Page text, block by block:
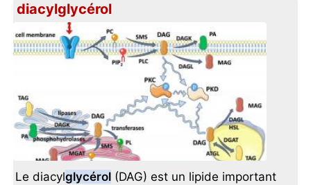
diacylglycérol
Le diacylglycérol (DAG) est un lipide important